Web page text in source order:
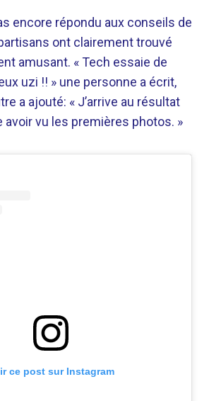
encore répondu aux conseils de
ont clairement trouvé
amusant. « Tech essaie de
uzi !! » une personne a écrit,
a ajouté: « J’arrive au résultat
avoir vu les premières photos. »
ce post sur Instagram